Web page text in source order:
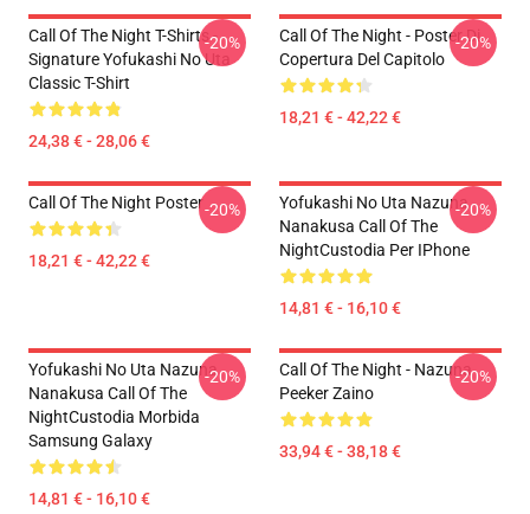
Call Of The Night T-Shirts -
Signature Yofukashi No Uta
Classic T-Shirt
24,38 € - 28,06 €
-20%
Call Of The Night - Poster Di
Copertura Del Capitolo
18,21 € - 42,22 €
-20%
Call Of The Night Poster
18,21 € - 42,22 €
-20%
Yofukashi No Uta Nazuna
Nanakusa Call Of The
NightCustodia Per IPhone
14,81 € - 16,10 €
-20%
Yofukashi No Uta Nazuna
Nanakusa Call Of The
NightCustodia Morbida
Samsung Galaxy
14,81 € - 16,10 €
-20%
Call Of The Night - Nazuna
Peeker Zaino
33,94 € - 38,18 €
-20%